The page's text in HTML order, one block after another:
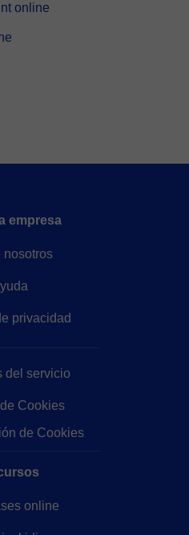
online
empresa
nosotros
privacidad
del servicio
Cookies
de Cookies
online